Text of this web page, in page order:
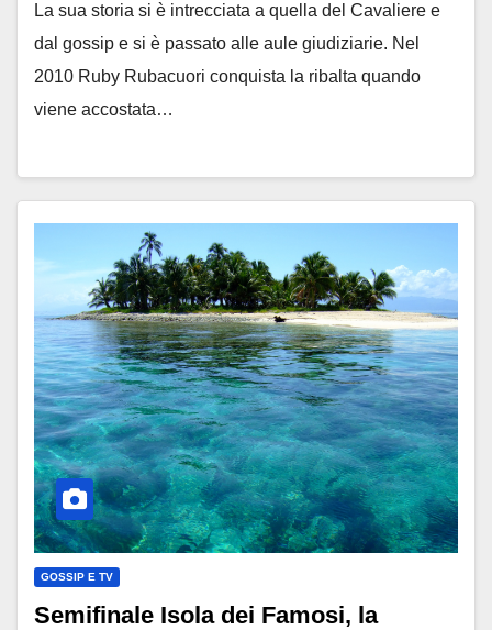
La sua storia si è intrecciata a quella del Cavaliere e
dal gossip e si è passato alle aule giudiziarie. Nel
2010 Ruby Rubacuori conquista la ribalta quando
viene accostata…
GOSSIP E TV
Semifinale Isola dei Famosi, la